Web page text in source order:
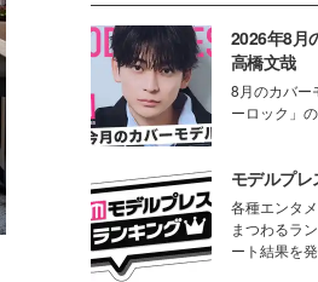
2026年8月
高橋文哉
8月のカバー
ーロック」
モデルプ
各種エンタ
まつわるラ
ート結果を